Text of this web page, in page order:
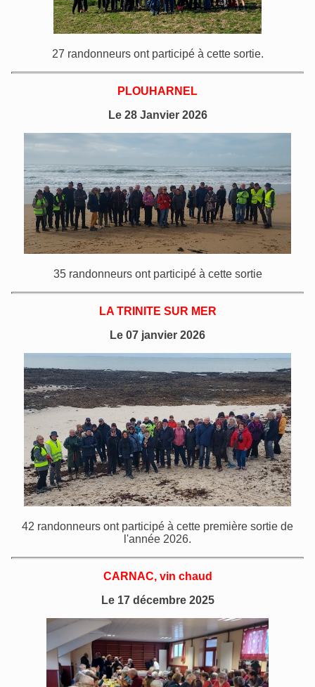
27 randonneurs ont participé à cette sortie.
PLOUHARNEL
Le 28 Janvier 2026
35 randonneurs ont participé à cette sortie
LA TRINITE SUR MER
Le 07 janvier 2026
42 randonneurs ont participé à cette première sortie de
l'année 2026.
CARNAC, vin chaud
Le 17 décembre 2025